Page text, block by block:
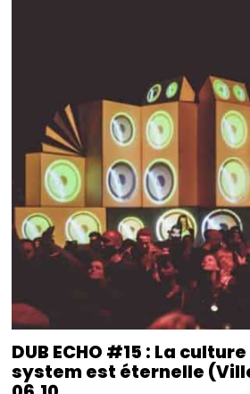
DUB ECHO #15 : La
system est éternelle